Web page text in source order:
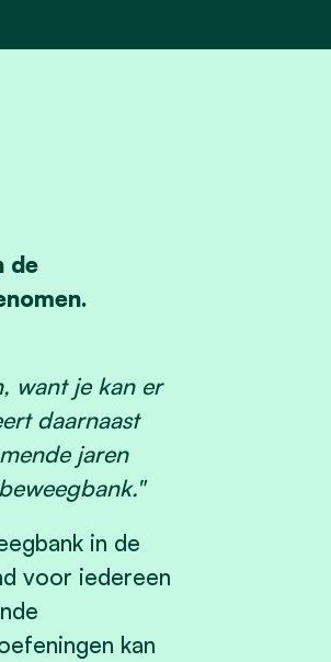
de
want je kan er
daarnaast
jaren
in de
voor iedereen
kan